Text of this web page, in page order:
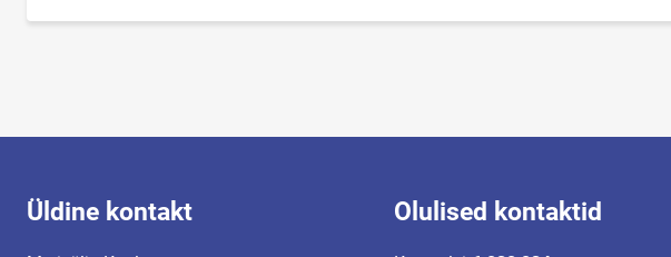
Üldine kontakt Olulised kontaktid